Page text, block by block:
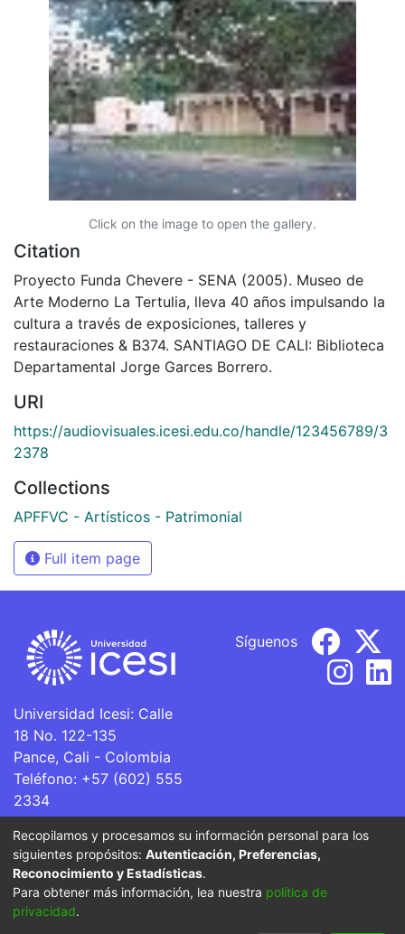
Click on the image to open the gallery.
Citation
Proyecto Funda Chevere - SENA (2005). Museo de
Arte Moderno La Tertulia, lleva 40 años impulsando la
cultura a través de exposiciones, talleres y
restauraciones & B374. SANTIAGO DE CALI: Biblioteca
Departamental Jorge Garces Borrero.
URI
https://audiovisuales.icesi.edu.co/handle/123456789/3
2378
Collections
APFFVC - Artísticos - Patrimonial
Full item page
Universidad Icesi: Calle
18 No. 122-135
Pance, Cali - Colombia
Teléfono: +57 (602) 555
2334
ventanillaunica@icesi.edu.co
Síguenos
La Universidad Icesi es una Institución de Educación
Superior que se encuentra sujeta a inspección y vigilancia
por parte del Ministerio de Educación Nacional.
Recopilamos y procesamos su información personal para los
siguientes propósitos: Autenticación, Preferencias,
Reconocimiento y Estadísticas.
Para obtener más información, lea nuestra política de
privacidad.